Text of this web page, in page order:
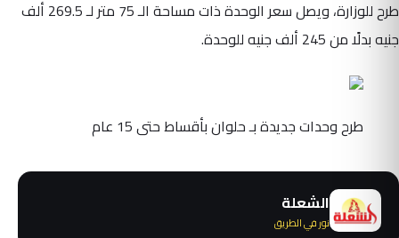
طرح للوزارة، ويصل سعر الوحدة ذات مساحة الـ 75 متر لـ 269.5 ألف
جنيه بدلًا من 245 ألف جنيه للوحدة.
طرح وحدات جديدة بـ حلوان بأقساط حتى 15 عام
الشعلة
نور في الطريق